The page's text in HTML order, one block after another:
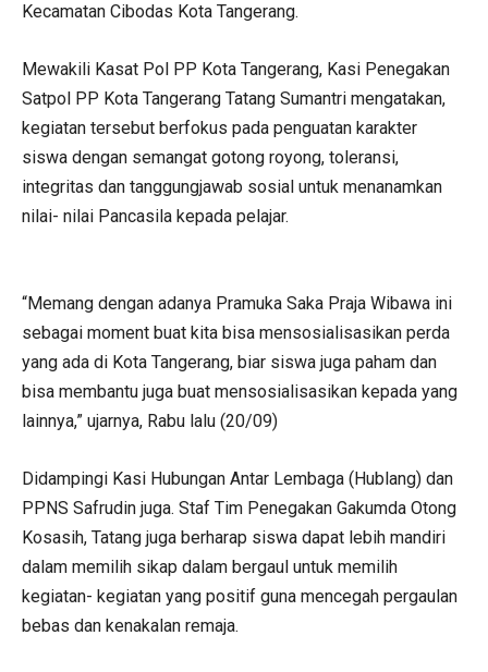
Kecamatan Cibodas Kota Tangerang.
Mewakili Kasat Pol PP Kota Tangerang, Kasi Penegakan
Satpol PP Kota Tangerang Tatang Sumantri mengatakan,
kegiatan tersebut berfokus pada penguatan karakter
siswa dengan semangat gotong royong, toleransi,
integritas dan tanggungjawab sosial untuk menanamkan
nilai- nilai Pancasila kepada pelajar.
“Memang dengan adanya Pramuka Saka Praja Wibawa ini
sebagai moment buat kita bisa mensosialisasikan perda
yang ada di Kota Tangerang, biar siswa juga paham dan
bisa membantu juga buat mensosialisasikan kepada yang
lainnya,” ujarnya, Rabu lalu (20/09)
Didampingi Kasi Hubungan Antar Lembaga (Hublang) dan
PPNS Safrudin juga. Staf Tim Penegakan Gakumda Otong
Kosasih, Tatang juga berharap siswa dapat lebih mandiri
dalam memilih sikap dalam bergaul untuk memilih
kegiatan- kegiatan yang positif guna mencegah pergaulan
bebas dan kenakalan remaja.